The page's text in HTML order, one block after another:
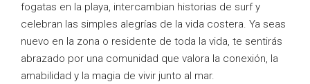
fogatas en la playa, intercambian historias de surf y
celebran las simples alegrías de la vida costera. Ya seas
nuevo en la zona o residente de toda la vida, te sentirás
abrazado por una comunidad que valora la conexión, la
amabilidad y la magia de vivir junto al mar.